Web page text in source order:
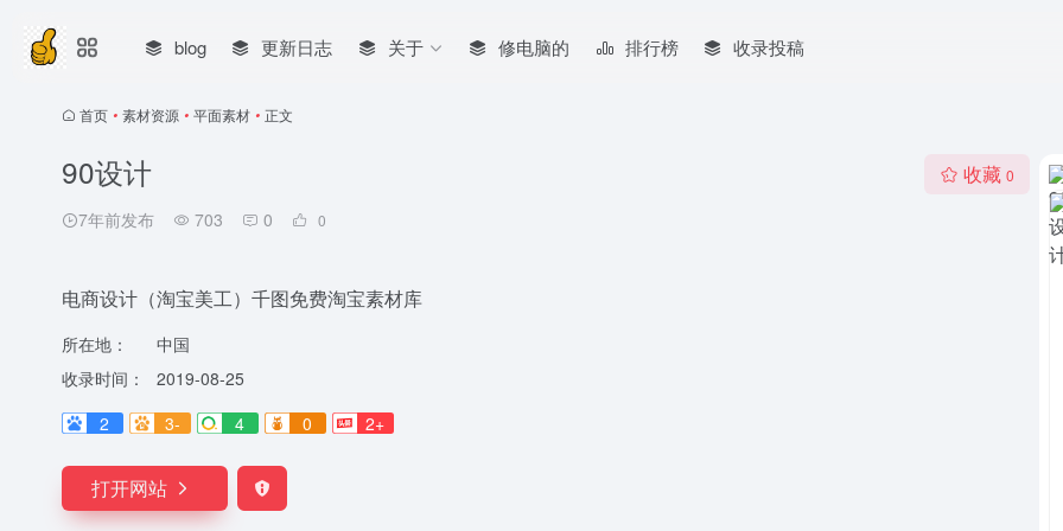
blog 更新日志 关于 修电脑的 排行榜 收录投稿
首页 • 素材资源 • 平面素材 • 正文
90设计
7年前发布 703 0 0
收藏 0
电商设计（淘宝美工）千图免费淘宝素材库
所在地：
中国
收录时间：
2019-08-25
2
3- 4 0 2+
打开网站